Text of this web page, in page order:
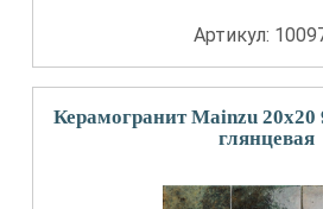
Артикул:
Керамогранит Mainzu 20x20
глянцевая